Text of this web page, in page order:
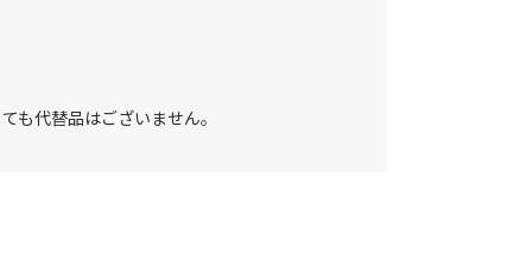
も代替品はございません。